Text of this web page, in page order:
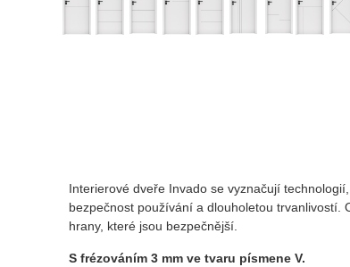
Interierové dveře Invado se vyznačují
bezpečnost používání a dlouholetou
hrany, které jsou bezpečnější.
S frézováním 3 mm ve tvaru písmene V.